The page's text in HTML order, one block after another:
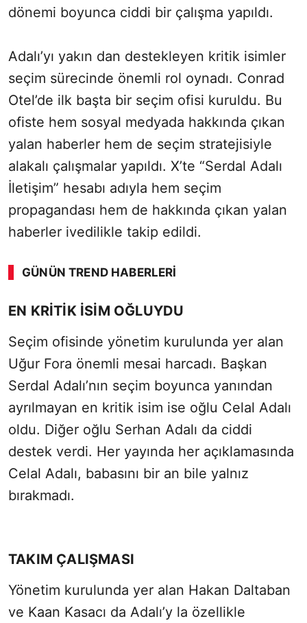
dönemi boyunca ciddi bir çalışma yapıldı.
Adalı’yı yakın dan destekleyen kritik isimler
seçim sürecinde önemli rol oynadı. Conrad
Otel’de ilk başta bir seçim ofisi kuruldu. Bu
ofiste hem sosyal medyada hakkında çıkan
yalan haberler hem de seçim stratejisiyle
alakalı çalışmalar yapıldı. X’te “Serdal Adalı
İletişim” hesabı adıyla hem seçim
propagandası hem de hakkında çıkan yalan
haberler ivedilikle takip edildi.
GÜNÜN TREND HABERLERI
EN KRİTİK İSİM OĞLUYDU
Seçim ofisinde yönetim kurulunda yer alan
Uğur Fora önemli mesai harcadı. Başkan
Serdal Adalı’nın seçim boyunca yanından
ayrılmayan en kritik isim ise oğlu Celal Adalı
oldu. Diğer oğlu Serhan Adalı da ciddi
destek verdi. Her yayında her açıklamasında
Celal Adalı, babasını bir an bile yalnız
bırakmadı.
TAKIM ÇALIŞMASI
Yönetim kurulunda yer alan Hakan Daltaban
ve Kaan Kasacı da Adalı’y la özellikle